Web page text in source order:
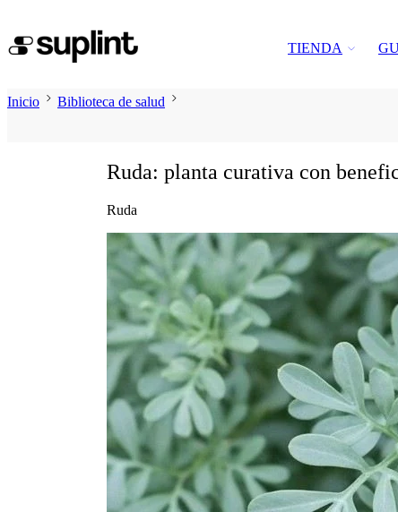
TIENDA
Inicio Biblioteca de salud
Ruda: planta curativa con
Ruda